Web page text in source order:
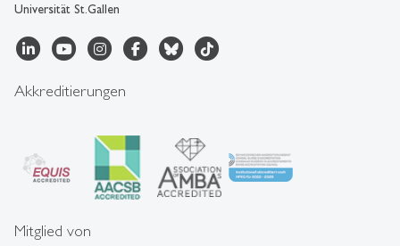
Universität St.Gallen
Akkreditierungen
Mitglied von